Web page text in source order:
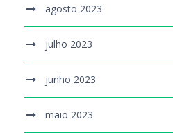
agosto 2023
julho 2023
junho 2023
maio 2023